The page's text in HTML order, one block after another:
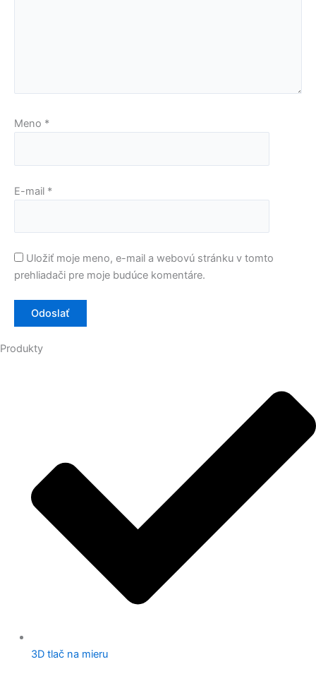
Meno *
E-mail *
Uložiť moje meno, e-mail a webovú stránku v tomto
prehliadači pre moje budúce komentáre.
Produkty
3D tlač na mieru